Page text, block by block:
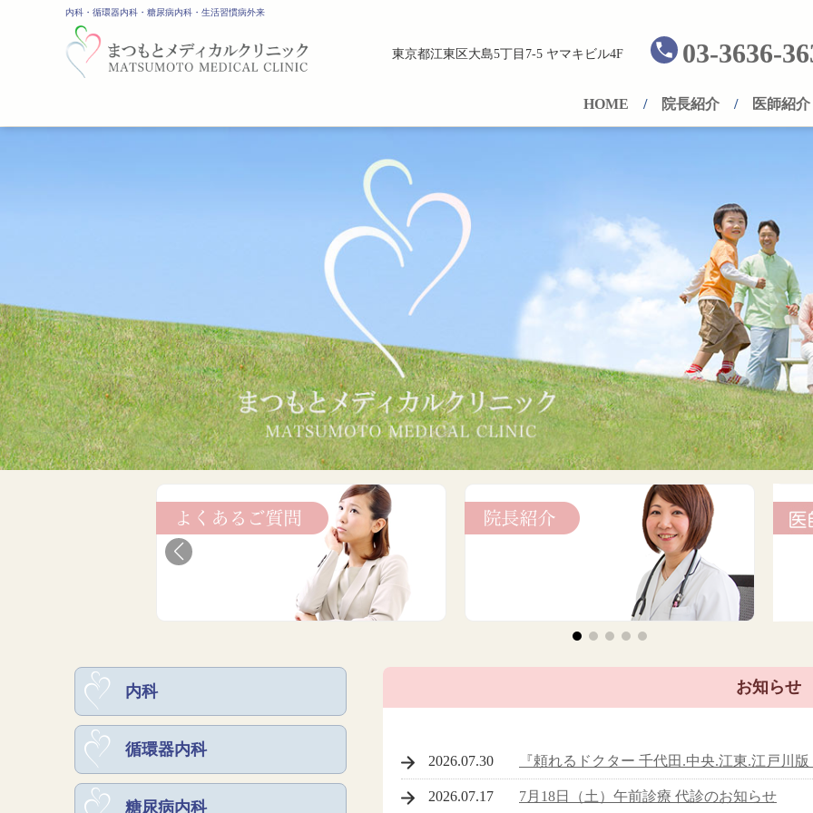
内科・循環器内科・糖尿病内科・生活習慣病外来
東京都江東区大島5丁目7-5 ヤマキビル4F 03-3636-
HOME 院長紹介 医師紹介
お知らせ
2026.07.30 『頼れるドクター 千代田.中央.江東.江戸川版
2026.07.17 7月18日（土）午前診療 代診のお知らせ
内科
循環器内科
糖尿病内科